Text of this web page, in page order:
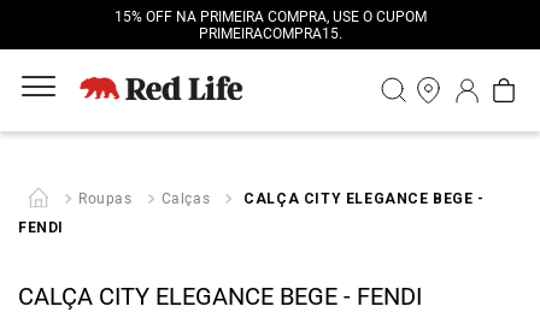
15% OFF NA PRIMEIRA COMPRA, USE O CUPOM
PRIMEIRACOMPRA15.
Roupas Calças
CALÇA CITY ELEGANCE BEGE -
FENDI
CALÇA CITY ELEGANCE BEGE - FENDI